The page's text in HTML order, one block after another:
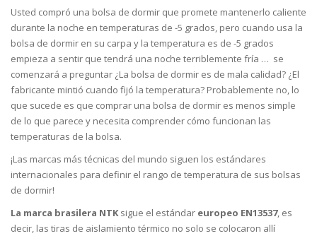
Usted compró una bolsa de dormir que promete mantenerlo caliente
durante la noche en temperaturas de -5 grados, pero cuando usa la
bolsa de dormir en su carpa y la temperatura es de -5 grados
empieza a sentir que tendrá una noche terriblemente fría … se
comenzará a preguntar ¿La bolsa de dormir es de mala calidad? ¿El
fabricante mintió cuando fijó la temperatura? Probablemente no, lo
que sucede es que comprar una bolsa de dormir es menos simple
de lo que parece y necesita comprender cómo funcionan las
temperaturas de la bolsa.
¡Las marcas más técnicas del mundo siguen los estándares
internacionales para definir el rango de temperatura de sus bolsas
de dormir!
La marca brasilera NTKsigue el estándar europeo EN13537, es
decir, las tiras de aislamiento térmico no solo se colocaron allí